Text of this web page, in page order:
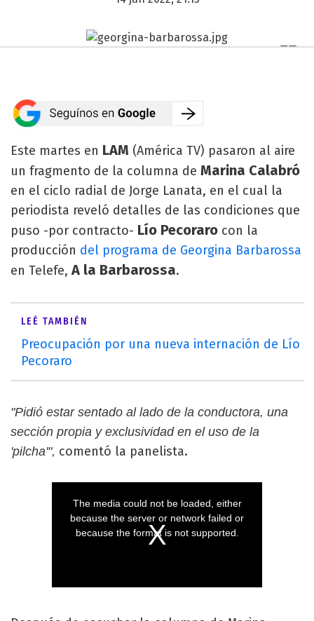
Este martes en LAM (América TV) pasaron al aire
un fragmento de la columna de Marina Calabró
en el ciclo radial de Jorge Lanata, en el cual la
periodista reveló detalles de las condiciones que
puso -por contracto- Lío Pecoraro con la
producción del programa de Georgina Barbarossa
en Telefe, A la Barbarossa.
LEÉ TAMBIÉN
Preocupación por una nueva internación de Lío
Pecoraro
"Pidió estar sentado al lado de la conductora, una
sección propia y exclusividad en el uso de la
'pilcha'", comentó la panelista.